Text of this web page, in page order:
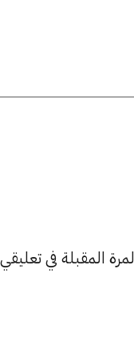
المقبلة في